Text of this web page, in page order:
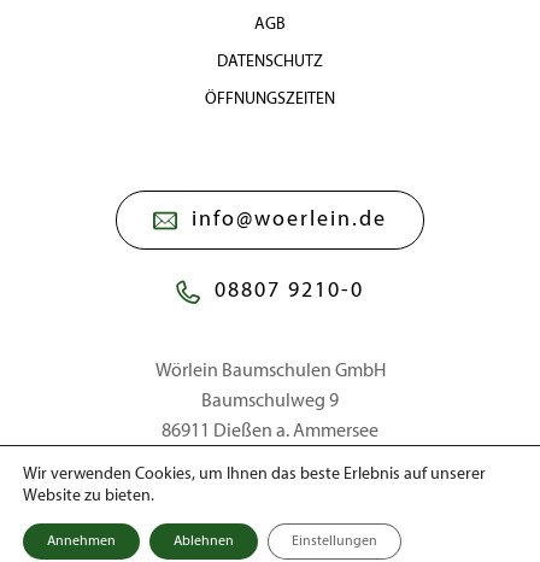
AGB
DATENSCHUTZ
ÖFFNUNGSZEITEN
info@woerlein.de
08807 9210-0
Wörlein Baumschulen GmbH
Baumschulweg 9
86911 Dießen a. Ammersee
© 2026 Wörlein Baumschulen GmbH
Wir verwenden Cookies, um Ihnen das beste Erlebnis auf unserer
Website zu bieten.
Annehmen Ablehnen Einstellungen